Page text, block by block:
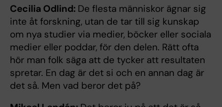
Cecilia Odlind: De flesta människor ägnar sig
inte åt forskning, utan de tar till sig kunskap
om nya studier via medier, böcker eller sociala
medier eller poddar, för den delen. Rätt ofta
hör man folk säga att de tycker att resultaten
spretar. En dag är det si och en annan dag är
det så. Men vad beror det på?